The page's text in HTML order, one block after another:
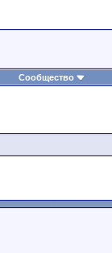
Сообщество